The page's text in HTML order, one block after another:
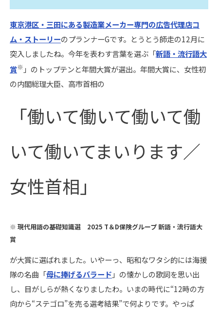
東京港区・三田にある製造業メーカー専門の広告代理店コ
ム・ストーリーのプランナーGです。とうとう師走の12月に
突入しましたね。今年を表わす言葉を選ぶ「新語・流行語大
賞※ 」のトップテンと年間大賞が選出。年間大賞に、女性初
の内閣総理大臣、高市首相の
「働いて働いて働いて働
いて働いてまいります／
女性首相」
※ 現代用語の基礎知識選 2025 T＆D保険グループ 新語・流行語大
賞
が大賞に選ばれました。いやーっ、昭和なワタシ的には海援
隊の名曲「母に捧げるバラード 」の懐かしの歌詞を思い出
し、目がしらが熱くなりましたわ。いまの時代に“12時の方
向から“ステゴロ”を売る選考結果”で何よりです。やっぱ